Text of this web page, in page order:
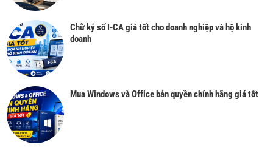
Chữ ký số I-CA giá tốt cho doanh nghiệp và hộ kinh
doanh
Mua Windows và Office bản quyền chính hãng giá tốt